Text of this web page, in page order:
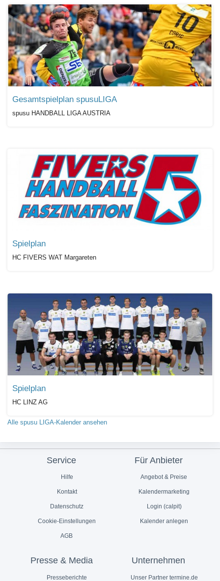
Gesamtspielplan spusuLIGA
spusu HANDBALL LIGA AUSTRIA
Spielplan
HC FIVERS WAT Margareten
Spielplan
HC LINZ AG
Alle spusu LIGA-Kalender ansehen
Service
Hilfe
Kontakt
Datenschutz
Cookie-Einstellungen
AGB
Für Anbieter
Angebot & Preise
Kalendermarketing
Login (calpit)
Kalender anlegen
Presse & Media
Presseberichte
Unternehmen
Unser Partner termine.de